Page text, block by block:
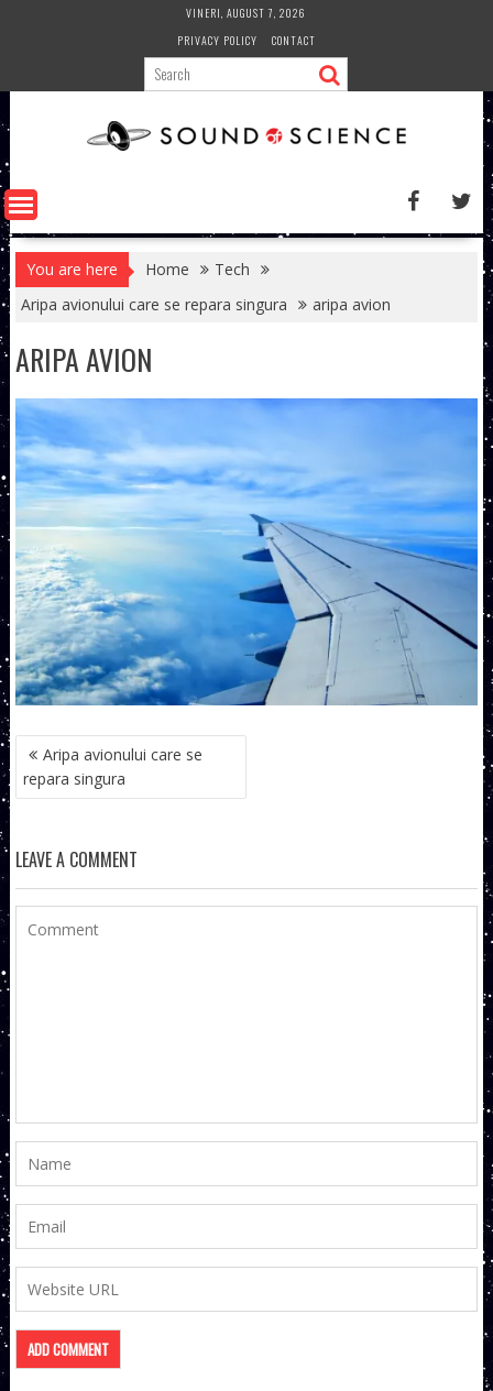
VINERI, AUGUST 7, 2026
PRIVACY POLICY
CONTACT
You are here Home
Tech
Aripa avionului care se repara singura
aripa avion
ARIPA AVION
NAVIGARE
ÎN
ARTICOLE
Aripa avionului care se
repara singura
LEAVE A COMMENT